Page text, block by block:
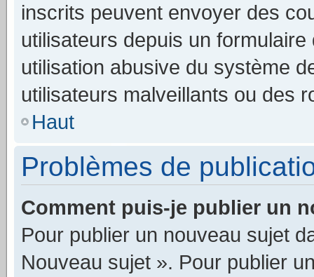
inscrits peuvent envoyer des
utilisateurs depuis un
utilisation abusive du système
utilisateurs malveillants ou des
Haut
Problèmes de
Comment puis-je publier un
Pour publier un nouveau sujet
Nouveau sujet ». Pour publier